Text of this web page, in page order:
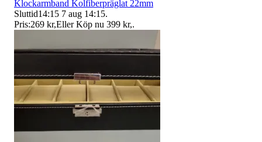
Klockarmband Kolfiberpräglat 22mm
Sluttid14:15 7 aug 14:15.
Pris:269 kr,Eller Köp nu 399 kr,.